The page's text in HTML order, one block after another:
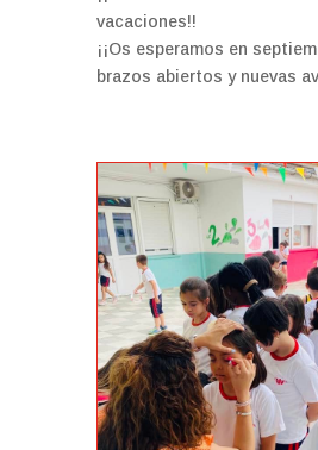
vacaciones!!
¡¡Os esperamos en
brazos abiertos y nuevas